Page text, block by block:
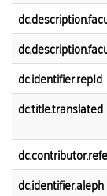
dc.identifier.repId
dc.title.translated
dc.identifier.aleph